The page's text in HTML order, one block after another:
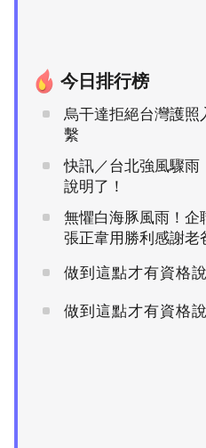
今日排行榜
烏干達拒絕台灣護
繫
快訊／台北強風驟雨
說明了！
無懼白海豚風雨！企
張正韋用勝利感謝老
做到這點才有資格
做到這點才有資格